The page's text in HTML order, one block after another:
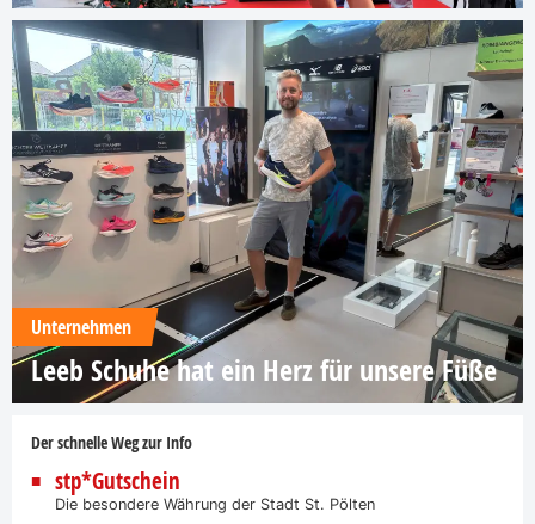
Unternehmen
Leeb Schuhe hat ein Herz für unsere Füße
Der schnelle Weg zur Info
stp*Gutschein
Die besondere Währung der Stadt St. Pölten